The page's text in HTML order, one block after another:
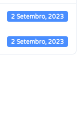
2 Setembro, 2023
2 Setembro, 2023